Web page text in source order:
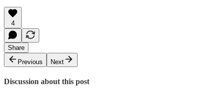
4
Share
Previous
Next
Discussion about this post